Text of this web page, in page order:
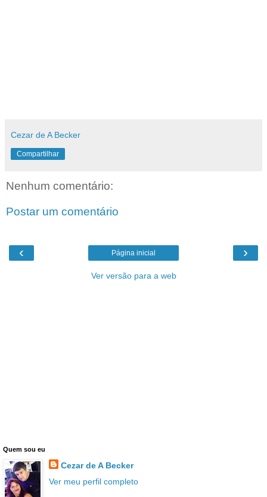
Cezar de A Becker
Compartilhar
Nenhum comentário:
Postar um comentário
‹ ›
Página inicial
Ver versão para a web
Quem sou eu
Cezar de A Becker
Ver meu perfil completo